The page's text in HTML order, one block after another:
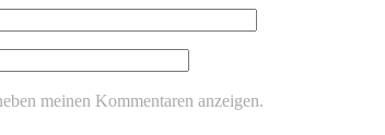
meinen Kommentaren anzeigen.